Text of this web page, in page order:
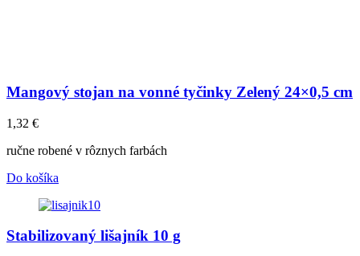
Mangový stojan na vonné tyčinky Zelený 24×0,5 cm
1,32 €
ručne robené v rôznych farbách
Do košíka
Stabilizovaný lišajník 10 g